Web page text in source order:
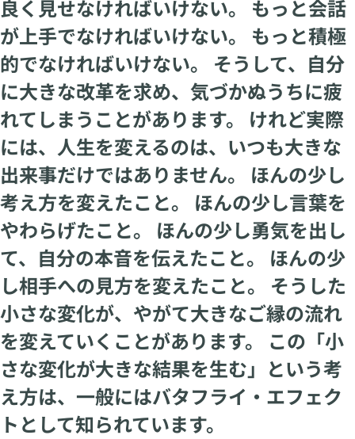
良く見せなければいけない。 もっと会話
が上手でなければいけない。 もっと積極
的でなければいけない。 そうして、自分
に大きな改革を求め、気づかぬうちに疲
れてしまうことがあります。 けれど実際
には、人生を変えるのは、いつも大きな
出来事だけではありません。 ほんの少し
考え方を変えたこと。 ほんの少し言葉を
やわらげたこと。 ほんの少し勇気を出し
て、自分の本音を伝えたこと。 ほんの少
し相手への見方を変えたこと。 そうした
小さな変化が、やがて大きなご縁の流れ
を変えていくことがあります。 この「小
さな変化が大きな結果を生む」という考
え方は、一般にはバタフライ・エフェク
トとして知られています。